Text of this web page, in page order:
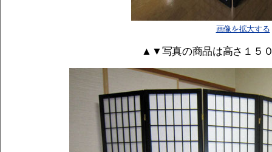
画像を拡大する
▲▼写真の商品は高さ１５